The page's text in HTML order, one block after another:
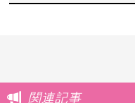
関連記事